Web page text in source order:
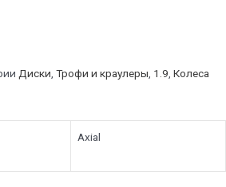
Диски, Трофи и краулеры, 1.9, Колеса
Axial